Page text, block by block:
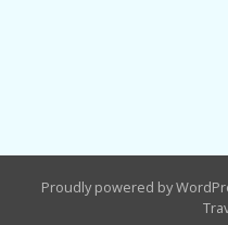
Proudly powered by